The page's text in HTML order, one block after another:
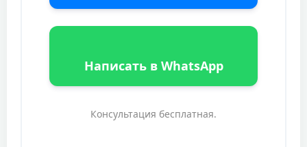
Написать в WhatsApp
Консультация бесплатная.